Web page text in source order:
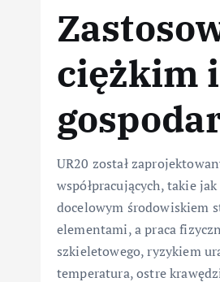
ciężkim
UR20 został
współpracujących, takie
docelowym środowiskiem
elementami, a praca
szkieletowego, ryzykiem
temperatura, ostre